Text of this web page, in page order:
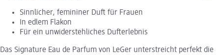
Sinnlicher, femininer Duft für Frauen
In edlem Flakon
Für ein unwiderstehliches Dufterlebnis
Das Signature Eau de Parfum von LeGer unterstreicht perfekt die